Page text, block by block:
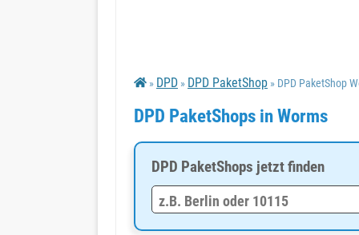
» DPD » DPD PaketShop » DPD PaketShop
DPD PaketShops in Worms
DPD PaketShops jetzt finden